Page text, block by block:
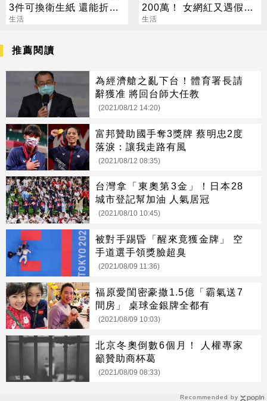
3件可換衛生紙 還能折現
金
生活
200萬！ 女網紅又遇假富
豪 養套殺噴2千萬
生活
Recommended by
推薦閱讀
為經濟艙之亂下台！體育署長請
辭獲准 將回台師大任教
(2021/08/12 14:20)
富邦贊助國手奪3獎牌 蔡明忠2度
落淚：讓我走路有風
(2021/08/12 08:35)
台灣拿「東奧第3金」！日本28
城市登記幫加油 人氣居冠
(2021/08/10 10:45)
被對手踢昏「醒來竟獲金牌」 空
手道選手領獎臉超臭
(2021/08/09 11:36)
福原愛閨密豪撒1.5億「霸氣送7
間房」 桌球金銀牌全都有
(2021/08/09 10:03)
北京冬奧倒數6個月！ 人權專家
籲贊助商杯葛
(2021/08/09 08:33)